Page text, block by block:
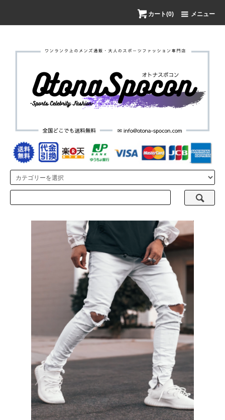
カート(0) メニュー